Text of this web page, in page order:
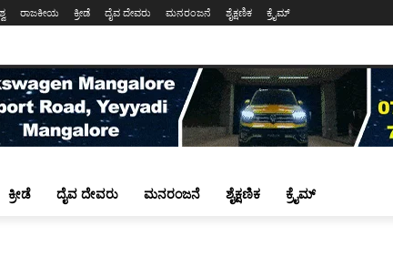
ರಾಜಕೀಯ ಕ್ರೀಡೆ ದೈವ ದೇವರು ಮನರಂಜನೆ ಶೈಕ್ಷಣಿಕ ಕ್ರೈಮ್
ಕ್ರೀಡೆ ದೈವ ದೇವರು ಮನರಂಜನೆ ಶೈಕ್ಷಣಿಕ ಕ್ರೈಮ್